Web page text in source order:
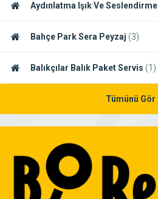
Aydınlatma Işık Ve Seslendirme
Bahçe Park Sera Peyzaj (3)
Balıkçılar Balık Paket Servis (1)
Tümünü Gör